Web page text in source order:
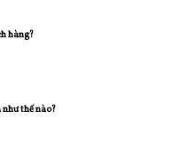
hàng?
thế nào?